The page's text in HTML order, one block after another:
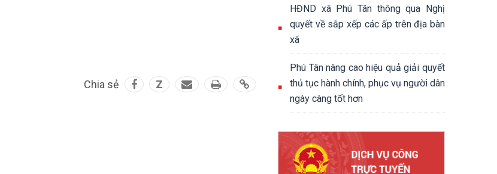
Chia sẻ Z
HĐND xã Phú Tân thông qua Nghị
quyết về sắp xếp các ấp trên địa bàn
xã
Phú Tân nâng cao hiệu quả giải quyết
thủ tục hành chính, phục vụ người dân
ngày càng tốt hơn